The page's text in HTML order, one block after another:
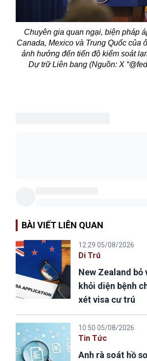
Chuyên gia quan ngại, biện pháp
Canada, Mexico và Trung Quốc của
ảnh hưởng đến tiến độ kiểm soát
Dự trữ Liên bang (Nguồn: X
BÀI VIẾT LIÊN QUAN
12:29 05/08/2026
Di Trú
New Zealand bỏ
khỏi diện bệnh
xét visa cư trú
10:50 05/08/2026
Tin Tức
Anh rà soát hồ